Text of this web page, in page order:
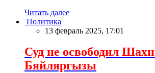
Читать далее
Политика
13 февраль 2025, 17:01
Суд не освободил
Бяйляргызы